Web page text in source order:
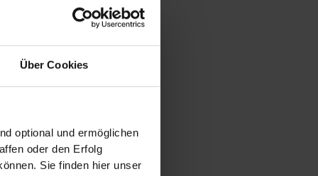
Über Cookies
optional und ermöglichen
oder den Erfolg
Sie finden hier unser
und fördern die
erheblich